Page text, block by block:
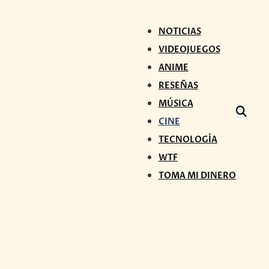
NOTICIAS
VIDEOJUEGOS
ANIME
RESEÑAS
MÚSICA
CINE
TECNOLOGÍA
WTF
TOMA MI DINERO